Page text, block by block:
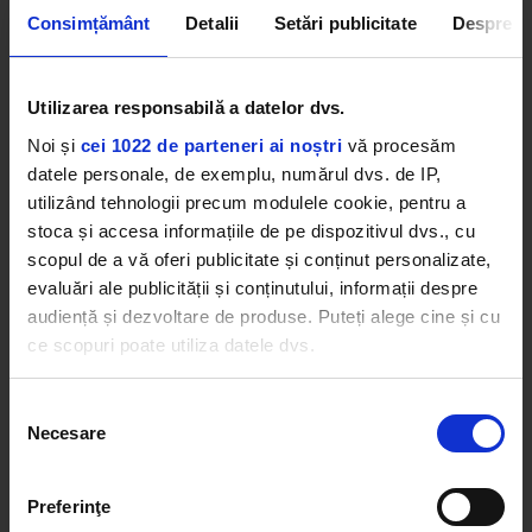
Consimțământ Detalii Setări publicitate Despre
Utilizarea responsabilă a datelor dvs.
Noi și cei 1022 de parteneri ai noștri vă procesăm
datele personale, de exemplu, numărul dvs. de IP,
utilizând tehnologii precum modulele cookie, pentru a
stoca și accesa informațiile de pe dispozitivul dvs., cu
scopul de a vă oferi publicitate și conținut personalizate,
evaluări ale publicității și conținutului, informații despre
audiență și dezvoltare de produse. Puteți alege cine și cu
ce scopuri poate utiliza datele dvs.
Să colectăm informațiile cu privire la locația dvs.
Să vă identificăm dispozitivul scanândul-l în mod
activ după caracteristici specifice (amprentare)
consimțământului
Necesare
Preferinţe
oportunitate reală pentru artiștii aflați la început
de drum de a fi ascultați, văzuți și descoperiți.